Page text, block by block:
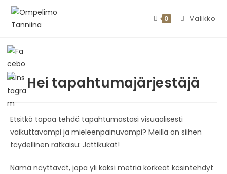
0 Valikko
Hei tapahtumajärjestäjä
Etsitkö tapaa tehdä tapahtumastasi visuaalisesti
vaikuttavampi ja mieleenpainuvampi? Meillä on siihen
täydellinen ratkaisu: Jättikukat!
Nämä näyttävät, jopa yli kaksi metriä korkeat käsintehdyt